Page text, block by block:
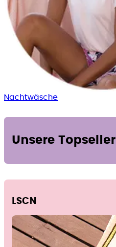
Nacht­wäsche
Unsere Topseller
LSCN